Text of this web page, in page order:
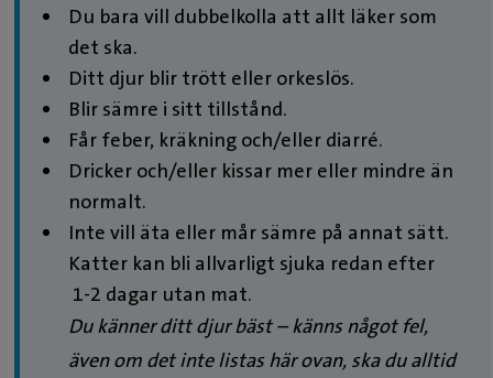
Du bara vill dubbelkolla att allt läker som
det ska.
Ditt djur blir trött eller orkeslös.
Blir sämre i sitt tillstånd.
Får feber, kräkning och/eller diarré.
Dricker och/eller kissar mer eller mindre än
normalt.
Inte vill äta eller mår sämre på annat sätt.
Katter kan bli allvarligt sjuka redan efter
1-2 dagar utan mat.
Du känner ditt djur bäst – känns något fel,
även om det inte listas här ovan, ska du alltid